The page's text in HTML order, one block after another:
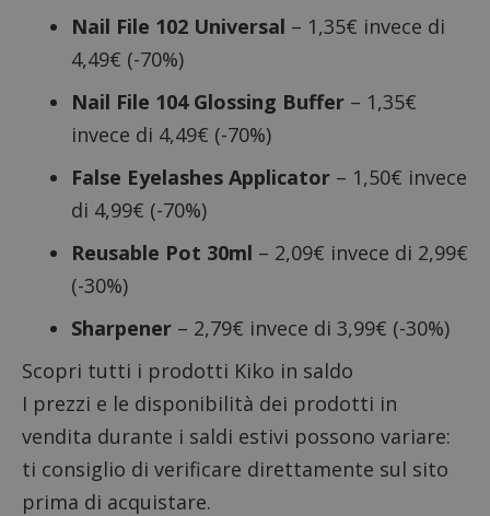
Nail File 102 Universal – 1,35€ invece di
4,49€ (-70%)
Nail File 104 Glossing Buffer – 1,35€
invece di 4,49€ (-70%)
False Eyelashes Applicator – 1,50€ invece
di 4,99€ (-70%)
Reusable Pot 30ml – 2,09€ invece di 2,99€
(-30%)
Sharpener – 2,79€ invece di 3,99€ (-30%)
Scopri tutti i prodotti Kiko in saldo
I prezzi e le disponibilità dei prodotti in
vendita durante i saldi estivi possono variare:
ti consiglio di verificare direttamente sul sito
prima di acquistare.